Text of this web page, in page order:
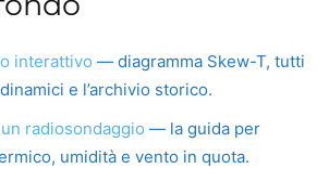
interattivo — diagramma Skew-T, tutti
e l’archivio storico.
radiosondaggio — la guida per
umidità e vento in quota.